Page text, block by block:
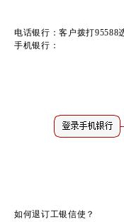
电话银行：客户拨打95588
手机银行：
如何退订工银信使？